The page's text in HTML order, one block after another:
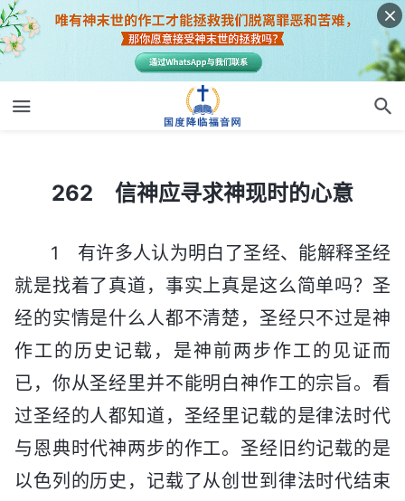
262 信神应寻求神现时的心意
262 信神应寻求神现时的心意
1 有许多人认为明白了圣经、能解释圣经
就是找着了真道，事实上真是这么简单吗？圣
经的实情是什么人都不清楚，圣经只不过是神
作工的历史记载，是神前两步作工的见证而
已，你从圣经里并不能明白神作工的宗旨。看
过圣经的人都知道，圣经里记载的是律法时代
与恩典时代神两步的作工。圣经旧约记载的是
以色列的历史，记载了从创世到律法时代结束